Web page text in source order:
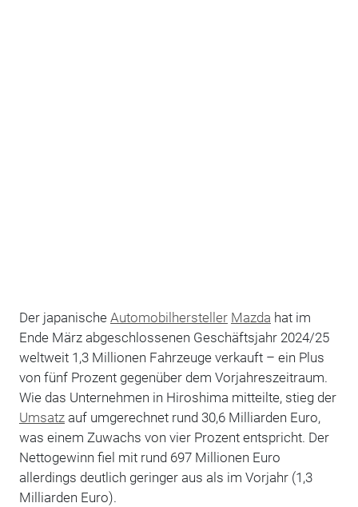
Der japanische Automobilhersteller Mazda hat im
Ende März abgeschlossenen Geschäftsjahr 2024/25
weltweit 1,3 Millionen Fahrzeuge verkauft – ein Plus
von fünf Prozent gegenüber dem Vorjahreszeitraum.
Wie das Unternehmen in Hiroshima mitteilte, stieg der
Umsatzauf umgerechnet rund 30,6 Milliarden Euro,
was einem Zuwachs von vier Prozent entspricht. Der
Nettogewinn fiel mit rund 697 Millionen Euro
allerdings deutlich geringer aus als im Vorjahr (1,3
Milliarden Euro).